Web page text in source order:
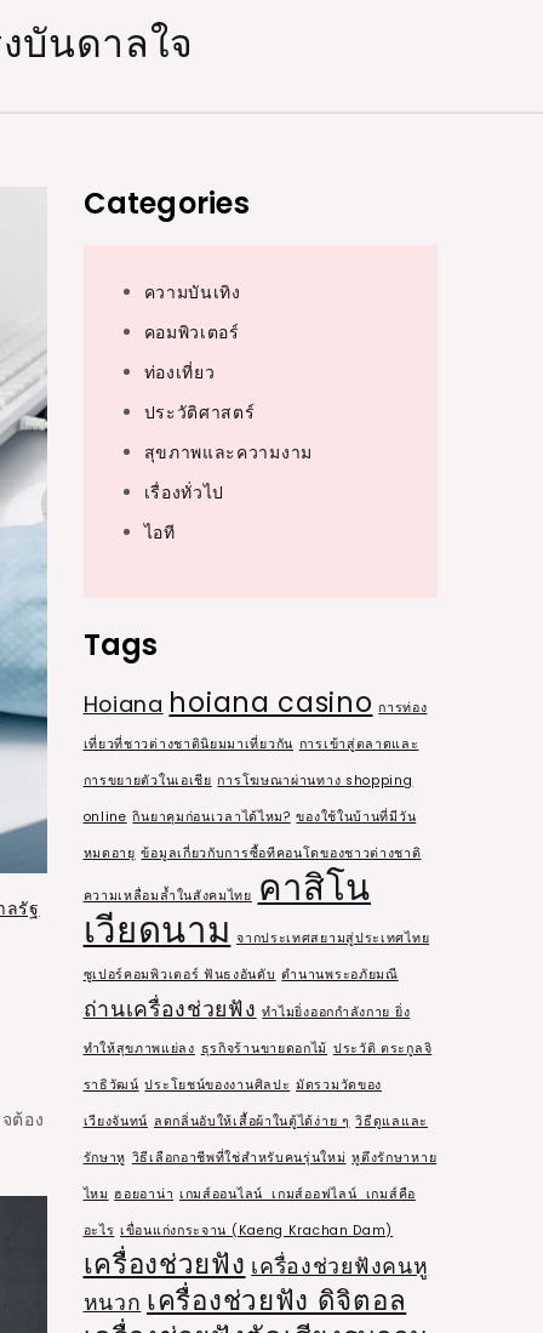
บันดาลใจ
ลรัฐ
ต้อง
Categories
ความบันเทิง
คอมพิวเตอร์
ท่องเที่ยว
ประวัติศาสตร์
สุขภาพและความงาม
เรื่องทั่วไป
ไอที
Tags
Hoiana hoiana casino การท่อง
เที่ยวที่ชาวต่างชาตินิยมมาเที่ยวกัน การเข้าสู่ตลาดและ
การขยายตัวในเอเชีย การโฆษณาผ่านทาง shopping
online กินยาคุมก่อนเวลาได้ไหม? ของใช้ในบ้านที่มีวัน
หมดอายุ ข้อมูลเกี่ยวกับการซื้อทีคอนโดของชาวต่างชาติ
ความเหลื่อมล้ำในสังคมไทย คาสิโน
เวียดนาม จากประเทศสยามสู่ประเทศไทย
ซูเปอร์คอมพิวเตอร์ ฟันธงอันดับ ตำนานพระอภัยมณี
ถ่านเครื่องช่วยฟัง ทำไมยิ่งออกกำลังกาย ยิ่ง
ทำให้สุขภาพแย่ลง ธุรกิจร้านขายดอกไม้ ประวัติ ตระกูลจิ
ราธิวัฒน์ ประโยชน์ของงานศิลปะ มัดรวมวัดของ
เวียงจันทน์ ลดกลิ่นอับให้เสื้อผ้าในตู้ได้ง่าย ๆ วิธีดูแลและ
รักษาหู วิธีเลือกอาชีพที่ใช่สำหรับคนรุ่นใหม่ หูตึงรักษาหาย
ไหม ฮอยอาน่า เกมส์ออนไลน์ เกมส์ออฟไลน์ เกมส์คือ
อะไร เขื่อนแก่งกระจาน (Kaeng Krachan Dam)
เครื่องช่วยฟัง เครื่องช่วยฟังคนหู
หนวก เครื่องช่วยฟัง ดิจิตอล